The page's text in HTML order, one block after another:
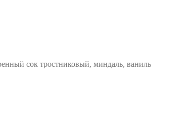
сок тростниковый, миндаль, ваниль